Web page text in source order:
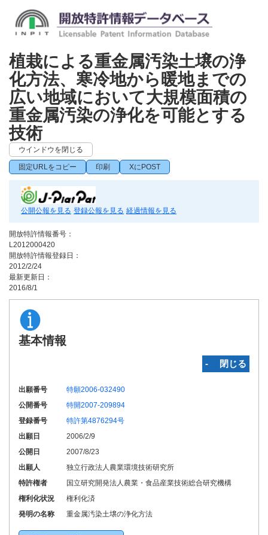
植栽による重金属汚染土壌の浄
化方法、寒冷地から暖地までの
広い地域において大規模面積の
重金属汚染の浄化を可能とする
技術
ウインドウを閉じる
固定URLをコピー 印刷 XにPOST
公開公報を見る 登録公報を見る 経過情報を見る
開放特許情報番号：
L2012000420
開放特許情報登録日：
2012/2/24
最新更新日：
2016/8/1
基本情報
‐ 閉じる
出願番号
特願2006-032490
公開番号
特開2007-209894
登録番号
特許第4876294号
出願日
2006/2/9
公開日
2007/8/23
出願人
独立行政法人農業環境技術研究所
特許権者
国立研究開発法人農業・食品産業技術総合研究機構
権利化状況
権利化済
発明の名称
重金属汚染土壌の浄化方法